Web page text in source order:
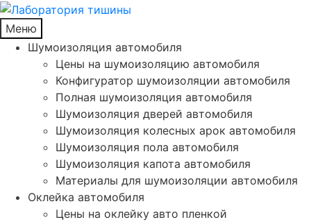
Меню
Шумоизоляция автомобиля
Цены на шумоизоляцию автомобиля
Конфигуратор шумоизоляции автомобиля
Полная шумоизоляция автомобиля
Шумоизоляция дверей автомобиля
Шумоизоляция колесных арок автомобиля
Шумоизоляция пола автомобиля
Шумоизоляция капота автомобиля
Материалы для шумоизоляции автомобиля
Оклейка автомобиля
Цены на оклейку авто пленкой